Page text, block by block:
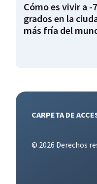
Cómo es vivir a -
grados en la
más fría del
CARPETA DE
© 2026 Derechos